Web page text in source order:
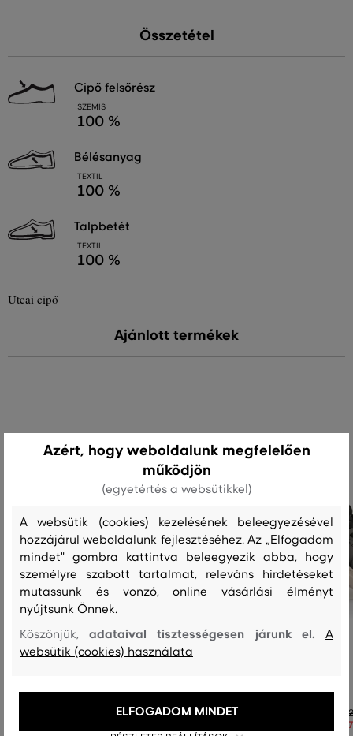
Összetétel
cipő felsőrész
SZEMIS
100 %
bélésanyag
TEXTIL
100 %
talpbetét
TEXTIL
100 %
Utcai cipő
Ajánlott termékek
28 990 Ft
Azért, hogy weboldalunk megfelelően
működjön
(egyetértés a websütikkel)
A websütik (cookies) kezelésének beleegyezésével
hozzájárul weboldalunk fejlesztéséhez. Az „Elfogadom
mindet" gombra kattintva beleegyezik abba, hogy
személyre szabott tartalmat, releváns hirdetéseket
mutassunk és vonzó, online vásárlási élményt
nyújtsunk Önnek.
Köszönjük,adataival tisztességesen járunk el.A
websütik (cookies) használata
ELFOGADOM MINDET